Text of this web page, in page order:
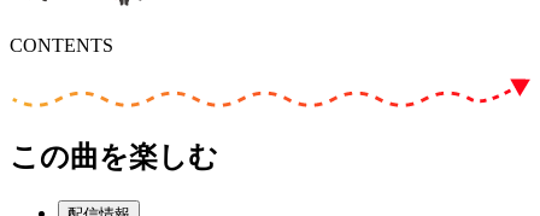
CONTENTS
この曲を楽しむ